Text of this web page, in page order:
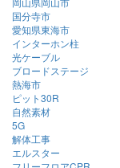
国分寺市
愛知県東海市
インターホン柱
光ケーブル
ブロードステージ
熱海市
ピット30R
自然素材
5G
解体工事
エルスター